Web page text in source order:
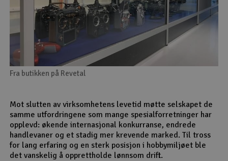
Fra butikken på Revetal
Mot slutten av virksomhetens levetid møtte selskapet de
samme utfordringene som mange spesialforretninger har
opplevd: økende internasjonal konkurranse, endrede
handlevaner og et stadig mer krevende marked. Til tross
for lang erfaring og en sterk posisjon i hobbymiljøet ble
det vanskelig å opprettholde lønnsom drift.